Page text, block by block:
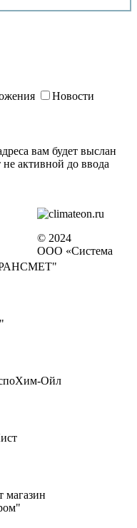
Новости
вам будет выслан
активной до ввода
© 2024
ООО «Система